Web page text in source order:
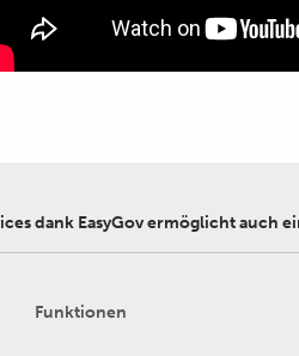
dank EasyGov ermöglicht auch
Funktionen